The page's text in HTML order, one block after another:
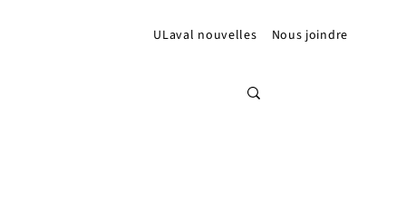
ULaval nouvelles Nous joindre